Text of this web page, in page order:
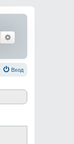
Поиск
Вход